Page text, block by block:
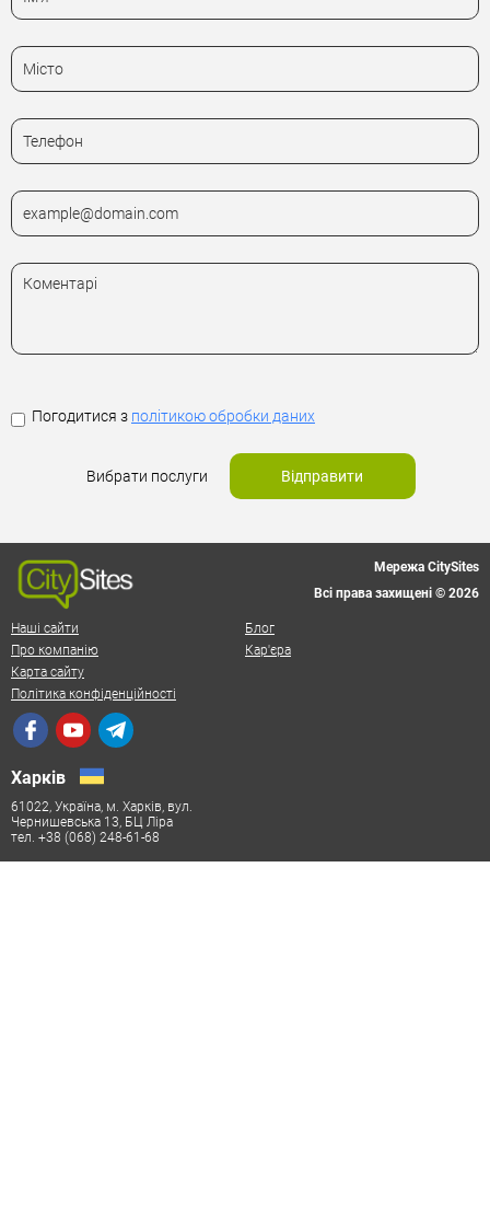
Погодитися з політикою обробки даних
Вибрати послуги Відправити
Мережа CitySites
Всі права захищені © 2026
Наші сайти
Блог
Про компанію
Кар'єра
Карта сайту
Політика конфіденційності
Харків
61022, Україна, м. Харків, вул.
Чернишевська 13, БЦ Ліра
тел. +38 (068) 248-61-68